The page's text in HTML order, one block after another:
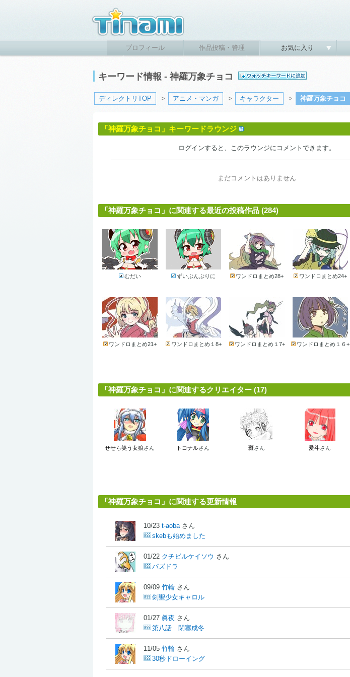
プロフィール 作品投稿・管理 お気に入り
キーワード情報 - 神羅万象チョコ
ディレクトリTOP > アニメ・マンガ > キャラクター > 神羅万象チョコ
「神羅万象チョコ」キーワードラウンジ
ログインすると、このラウンジにコメントできます。
まだコメントはありません
「神羅万象チョコ」に関連する最近の投稿作品 (284)
むだい ずいぶんぶりに ワンドロまとめ28+ ワンドロまとめ24+
ワンドロまとめ21+ ワンドロまとめ１8+ ワンドロまとめ１7+ ワンドロまとめ１６+
「神羅万象チョコ」に関連するクリエイター (17)
せせら笑う女狼さん トコナルさん 斑さん 愛斗さん
「神羅万象チョコ」に関連する更新情報
10/23 t-aoba さん
skebも始めました
01/22 クチビルケイソウ さん
パズドラ
09/09 竹輪 さん
剣聖少女キャロル
01/27 眞夜 さん
第八話 閉塞成冬
11/05 竹輪 さん
30秒ドローイング